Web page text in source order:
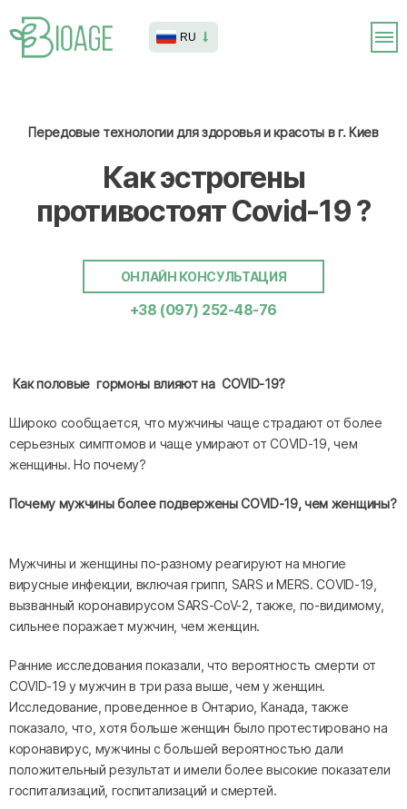
RU
Передовые технологии для здоровья и красоты в г. Киев
Как эстрогены
противостоят Covid-19 ?
ОНЛАЙН КОНСУЛЬТАЦИЯ
+38 (097) 252-48-76
Как половые гормоны влияют на COVID-19? ‍
Широко сообщается, что мужчины чаще страдают от более
серьезных симптомов и чаще умирают от COVID-19, чем
женщины. Но почему?
Почему мужчины более подвержены COVID-19, чем женщины?
Мужчины и женщины по-разному реагируют на многие
вирусные инфекции, включая грипп, SARS и MERS. COVID-19,
вызванный коронавирусом SARS-CoV-2, также, по-видимому,
сильнее поражает мужчин, чем женщин.
Ранние исследования показали, что вероятность смерти от
COVID-19 у мужчин в три раза выше, чем у женщин.
Исследование, проведенное в Онтарио, Канада, также
показало, что, хотя больше женщин было протестировано на
коронавирус, мужчины с большей вероятностью дали
положительный результат и имели более высокие показатели
госпитализаций, госпитализаций и смертей.